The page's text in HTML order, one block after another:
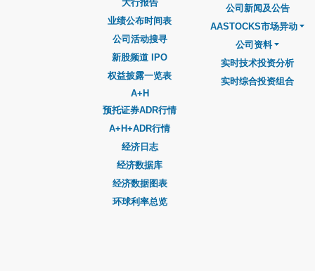
大行报告
业绩公布时间表
公司活动搜寻
新股频道 IPO
权益披露一览表
A+H
预托证券ADR行情
A+H+ADR行情
经济日志
经济数据库
经济数据图表
环球利率总览
公司新闻及公告
AASTOCKS市场异动
公司资料
实时技术投资分析
实时综合投资组合